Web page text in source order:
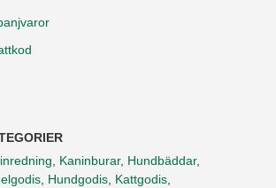
, Kaninburar, Hundbäddar,
, Hundgodis, Kattgodis,